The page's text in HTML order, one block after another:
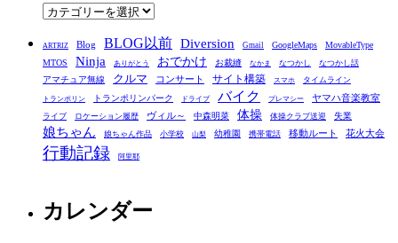
ブ
カ
ゴ
リ
ー
ARTRIZ Blog BLOG以前 Diversion Gmail GoogleMaps
MovableType
MTOS
Ninja ありがとう おでかけ お裁縫 なかま なつかし なつかし話
アマチュア無線 クルマ コンサート サイト構築 スマホ タイムライン
トランポリン トランポリンパーク ドライブ バイク プレマシー ヤマハ音楽教室
ライブ ロケーション履歴 ヴィル～ 中森明菜 体操 体操クラブ送迎 失業
娘ちゃん 娘ちゃん作品 小学校 山梨 幼稚園 携帯電話 移動ルート 花火大会
行動記録 阿里耶
カレンダー